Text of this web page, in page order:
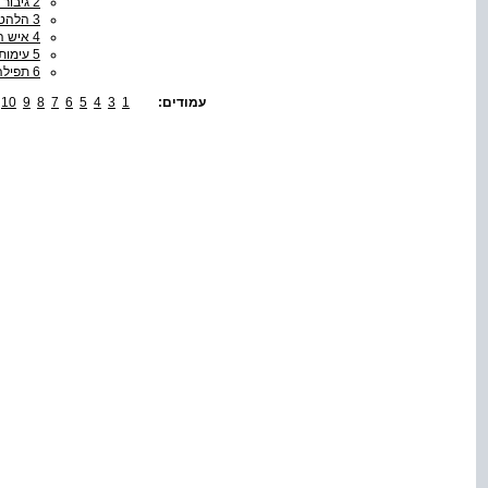
3 הלהט הדתי של איש ההלכה
4 איש האמונה הבודד
5 עימות
6 תפילה
עמודים: 1
3
4
5
6
7
8
9
10